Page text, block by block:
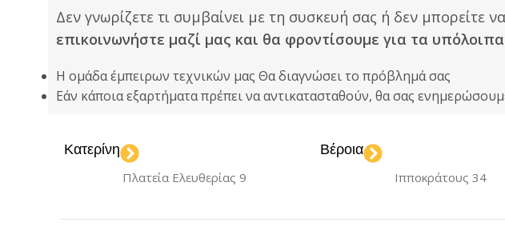
Δεν γνωρίζετε τι συμβαίνει με τη συσκευή σας ή δεν μπορείτε
επικοινωνήστε μαζί μας και θα φροντίσουμε για τα
Η ομάδα έμπειρων τεχνικών μας Θα διαγνώσει το πρόβλημά σας
Εάν κάποια εξαρτήματα πρέπει να αντικατασταθούν, θα σας
Κατερίνη
Πλατεία Ελευθερίας 9
Βέροια
Ιπποκράτους 34